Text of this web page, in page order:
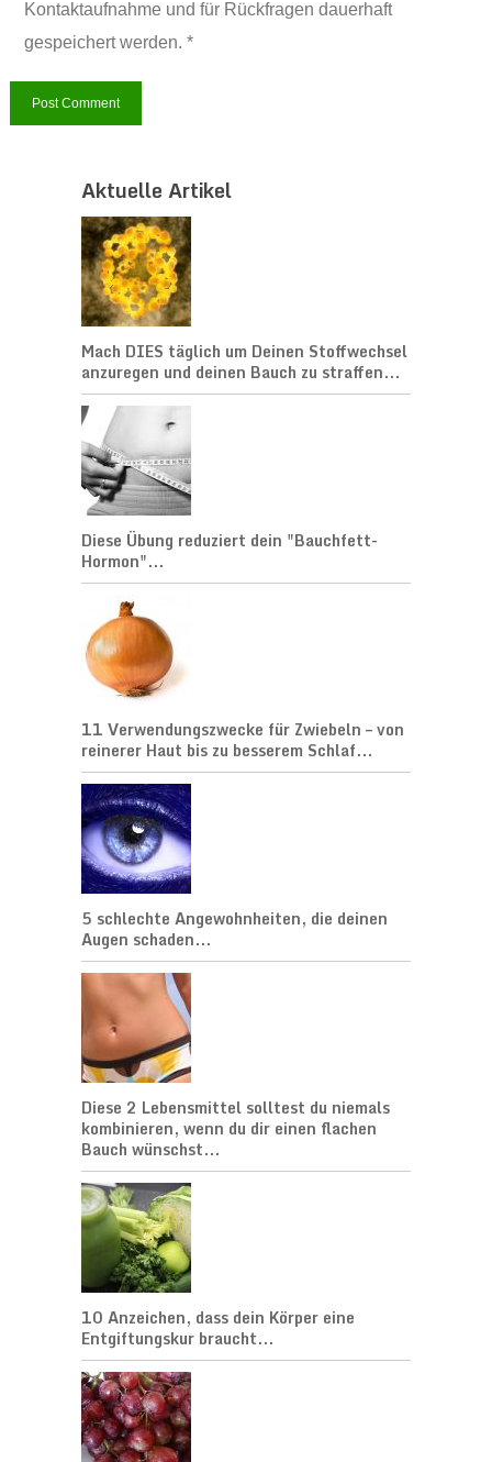
Kontaktaufnahme und für Rückfragen dauerhaft
gespeichert werden. *
Aktuelle Artikel
Mach DIES täglich um Deinen Stoffwechsel
anzuregen und deinen Bauch zu straffen...
Diese Übung reduziert dein "Bauchfett-
Hormon"...
11 Verwendungszwecke für Zwiebeln – von
reinerer Haut bis zu besserem Schlaf...
5 schlechte Angewohnheiten, die deinen
Augen schaden...
Diese 2 Lebensmittel solltest du niemals
kombinieren, wenn du dir einen flachen
Bauch wünschst...
10 Anzeichen, dass dein Körper eine
Entgiftungskur braucht...